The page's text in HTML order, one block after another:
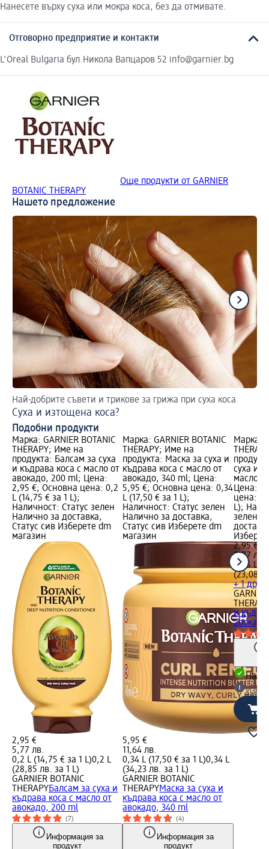
Нанесете върху суха или мокра коса, без да отмивате.
Отговорно предприятие и контакти
L'Oreal Bulgaria бул.Никола Вапцаров 52 info@garnier.bg
Още продукти от GARNIER
BOTANIC THERAPY
Нашето предложение
Най-добрите съвети и трикове за грижа при суха коса
Суха и изтощена коса?
Подобни продукти
Марка: GARNIER BOTANIC
THERAPY; Име на
продукта: Балсам за суха
и къдрава коса с масло от
авокадо, 200 ml; Цена:
2,95 €; Основна цена: 0,2
L (14,75 € за 1 L);
Наличност: Статус зелен
Налично за доставка,
Статус сив Изберете dm
магазин
2,95 €
5,77 лв.
0,2 L (14,75 € за 1 L)0,2 L
(28,85 лв. за 1 L)
GARNIER BOTANIC
THERAPYБалсам за суха и
къдрава коса с масло от
авокадо, 200 ml
(7)
Информация за
продукт
Марка: GARNIER BOTANIC
THERAPY; Име на
продукта: Маска за суха и
къдрава коса с масло от
авокадо, 340 ml; Цена:
5,95 €; Основна цена: 0,34
L (17,50 € за 1 L);
Наличност: Статус зелен
Налично за доставка,
Статус сив Изберете dm
магазин
5,95 €
11,64 лв.
0,34 L (17,50 € за 1 L)0,34 L
(34,23 лв. за 1 L)
GARNIER BOTANIC
THERAPYМаска за суха и
къдрава коса с масло от
авокадо, 340 ml
(4)
Информация за
продукт
Марка:
суха и
масло
Цена:
цена:
L);
зелен
2,95 €
5,77 лв.
0,25 L
(23,08
+ 1 друг
и